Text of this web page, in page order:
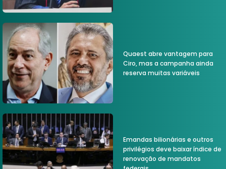
Quaest abre vantagem para
Ciro, mas a campanha ainda
reserva muitas variáveis
Emandas bilionárias e outros
privilégios deve baixar índice de
renovação de mandatos